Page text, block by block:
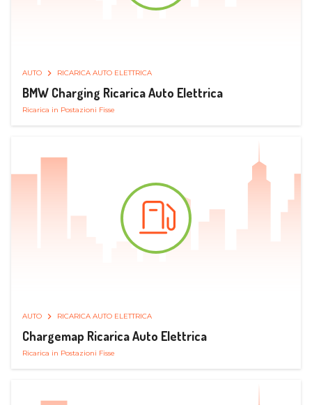
AUTO RICARICA AUTO ELETTRICA
BMW Charging Ricarica Auto Elettrica
Ricarica in Postazioni Fisse
AUTO RICARICA AUTO ELETTRICA
Chargemap Ricarica Auto Elettrica
Ricarica in Postazioni Fisse